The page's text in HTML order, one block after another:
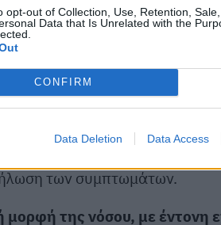
opt-out of Collection, Use, Retention,
Data that Is Unrelated with the
CONFIRM
Data Deletion Data Access
μπορούν να μολυνθούν ή να
να εμφανιστεί από 10
μπορεί να είναι
μπορεί να εμφανιστούν
αδυναμία και
των συμπτωμάτων.
της νόσου, με έντονη